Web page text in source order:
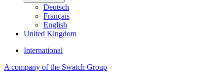
Deutsch
Français
English
United Kingdom
International
A company of the Swatch Group